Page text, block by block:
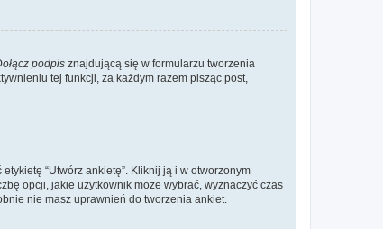
podpis znajdującą się w formularzu tworzenia
tej funkcji, za każdym razem pisząc post,
“Utwórz ankietę”. Kliknij ją i w otworzonym
opcji, jakie użytkownik może wybrać, wyznaczyć czas
nie masz uprawnień do tworzenia ankiet.